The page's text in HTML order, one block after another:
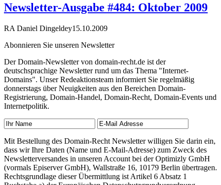
Newsletter-Ausgabe #484: Oktober 2009
RA Daniel Dingeldey15.10.2009
Abonnieren Sie unseren Newsletter
Der Domain-Newsletter von domain-recht.de ist der
deutschsprachige Newsletter rund um das Thema "Internet-
Domains". Unser Redeaktionsteam informiert Sie regelmäßig
donnerstags über Neuigkeiten aus den Bereichen Domain-
Registrierung, Domain-Handel, Domain-Recht, Domain-Events und
Internetpolitik.
Mit Bestellung des Domain-Recht Newsletter willigen Sie darin ein,
dass wir Ihre Daten (Name und E-Mail-Adresse) zum Zweck des
Newsletterversandes in unseren Account bei der Optimizly GmbH
(vormals Episerver GmbH), Wallstraße 16, 10179 Berlin übertragen.
Rechtsgrundlage dieser Übermittlung ist Artikel 6 Absatz 1